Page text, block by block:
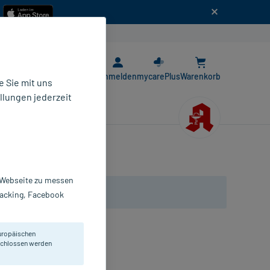
AnmeldenmycarePlusWarenkorb
Sie mit uns
jederzeit
zu messen
Facebook
werden